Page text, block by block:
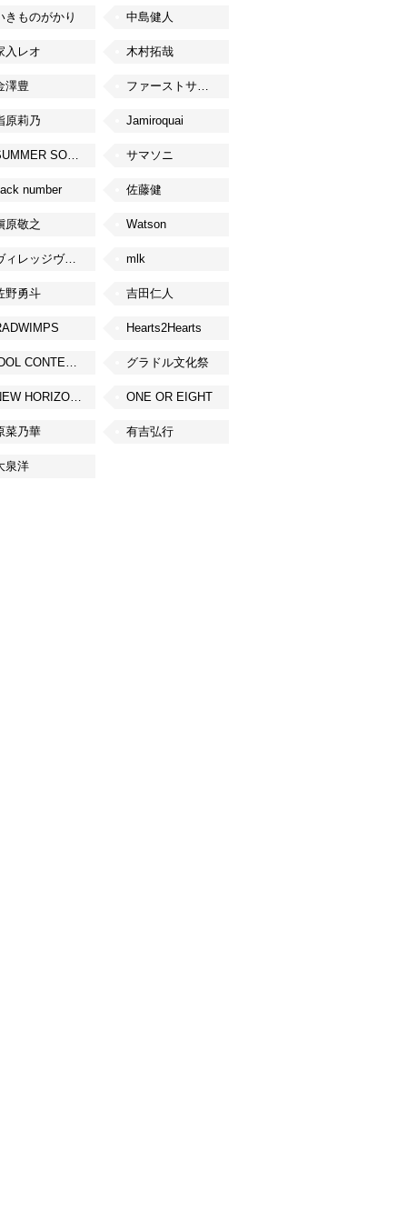
きものがかり 中島健人
入レオ 木村拓哉
澤豊 ファーストサマーウイカ
原莉乃 Jamiroquai
SUMMER SONIC サマソニ
number 佐藤健
原敬之 Watson
ヴィレッジヴァンガード mlk
野勇斗 吉田仁人
Hearts2Hearts
IDOL CONTENT EXPO グラドル文化祭
NEW HORIZON FEST ONE OR EIGHT
菜乃華 有吉弘行
泉洋